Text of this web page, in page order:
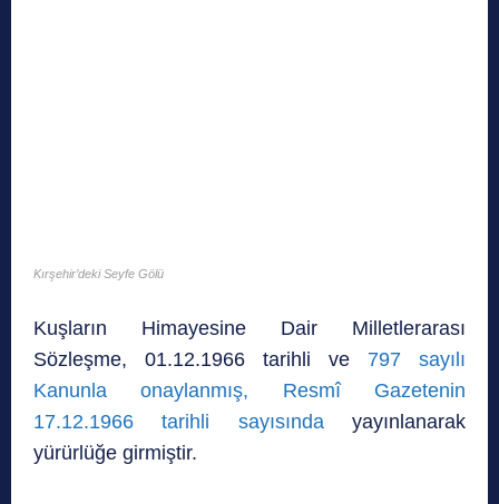
Kırşehir’deki Seyfe Gölü
Kuşların Himayesine Dair Milletlerarası
Sözleşme, 01.12.1966 tarihli ve 797 sayılı
Kanunla onaylanmış, Resmî Gazetenin
17.12.1966 tarihli sayısındayayınlanarak
yürürlüğe girmiştir.